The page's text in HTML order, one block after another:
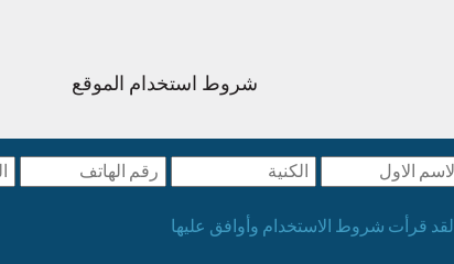
شروط استخدام الموقع
لقد قرأت شروط الاستخدام وأوافق عليها